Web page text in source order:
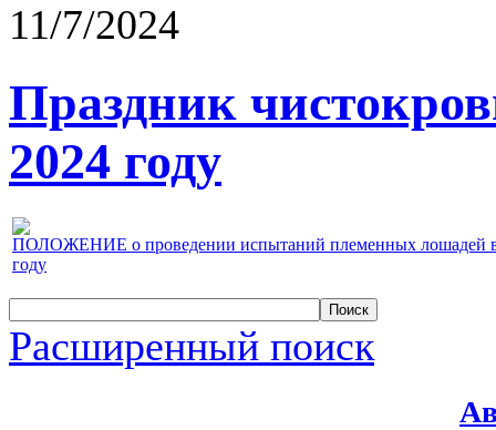
11/7/2024
Праздник
2024 году
ПОЛОЖЕНИЕ о проведении испытаний племенных лошадей
году
Расширенный поиск